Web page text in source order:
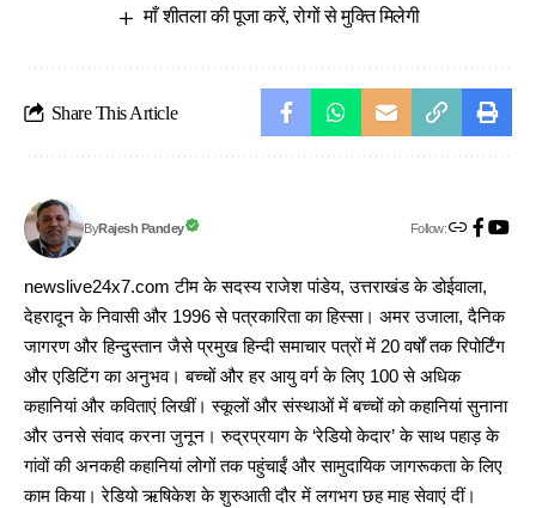
माँ शीतला की पूजा करें, रोगों से मुक्ति मिलेगी
Share This Article
ByRajesh Pandey Follow:
newslive24x7.com टीम के सदस्य राजेश पांडेय, उत्तराखंड के डोईवाला,
देहरादून के निवासी और 1996 से पत्रकारिता का हिस्सा। अमर उजाला, दैनिक
जागरण और हिन्दुस्तान जैसे प्रमुख हिन्दी समाचार पत्रों में 20 वर्षों तक रिपोर्टिंग
और एडिटिंग का अनुभव। बच्चों और हर आयु वर्ग के लिए 100 से अधिक
कहानियां और कविताएं लिखीं। स्कूलों और संस्थाओं में बच्चों को कहानियां सुनाना
और उनसे संवाद करना जुनून। रुद्रप्रयाग के ‘रेडियो केदार’ के साथ पहाड़ के
गांवों की अनकही कहानियां लोगों तक पहुंचाईं और सामुदायिक जागरूकता के लिए
काम किया। रेडियो ऋषिकेश के शुरुआती दौर में लगभग छह माह सेवाएं दीं।